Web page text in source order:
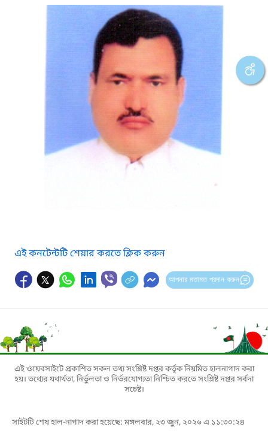
এই কনটেন্টটি শেয়ার করতে ক্লিক করুন
আপনার মতামত প্রদান করুন
এই ওয়েবসাইটে প্রকাশিত সকল তথ্য সংশ্লিষ্ট দপ্তর কর্তৃক নিয়মিত হালনাগাদ করা
হয়। তথ্যের যথার্থতা, নির্ভুলতা ও নির্ভরযোগ্যতা নিশ্চিত করতে সংশ্লিষ্ট দপ্তর সর্বদা
সচেষ্ট।
সাইটটি শেষ হাল-নাগাদ করা হয়েছে: মঙ্গলবার, ২৩ জুন, ২০২৬ এ ১১:৩০:২৪